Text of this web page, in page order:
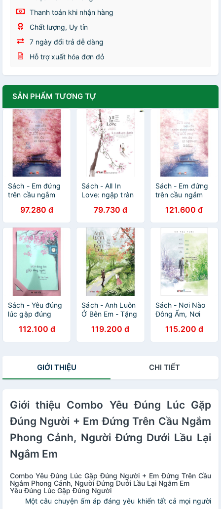
Thanh toán khi nhận hàng
Chất lượng, Uy tín
7 ngày đổi trả dễ dàng
Hỗ trợ xuất hóa đơn đỏ
SẢN PHẨM TƯƠNG TỰ
Sách - Em đứng
trên cầu ngắm
người đứng trên
lầu ngắm lại em
97.280 đ
Sách - All In
Love: ngập tràn
79.730 đ
Sách - Em đứng
trên cầu ngắm
người đứng trên
lầu lại ngắm em
121.600 đ
Sách - Yêu đúng
lúc gặp đúng
112.100 đ
Sách - Anh Luôn
Ở Bên Em - Tặng
119.200 đ
Sách - Nơi Nào
Đông Ấm, Nơi
Bản 2018)
115.200 đ
GIỚI THIỆU CHI TIẾT
Giới thiệu Combo Yêu Đúng Lúc Gặp
Đúng Người + Em Đứng Trên Cầu Ngắm
Phong Cảnh, Người Đứng Dưới Lầu Lại
Ngắm Em
Combo Yêu Đúng Lúc Gặp Đúng Người + Em Đứng Trên Cầu
Ngắm Phong Cảnh, Người Đứng Dưới Lầu Lại Ngắm Em
Yêu Đúng Lúc Gặp Đúng Người
Một câu chuyện ấm áp đáng yêu khiến tất cả mọi người